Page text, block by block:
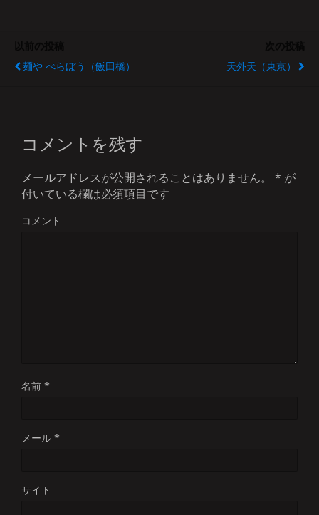
麺や べらぼう（飯田橋）
天外天（東京）
コメントを残す
メールアドレスが公開されることはありません。 * が
付いている欄は必須項目です
コメント
名前 *
メール *
サイト